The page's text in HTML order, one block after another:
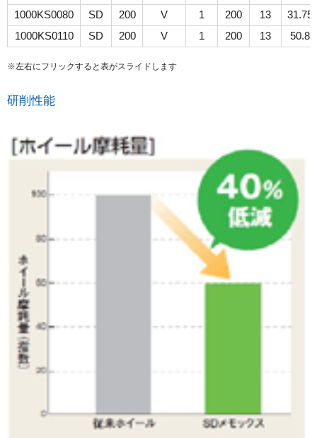
1000KS0080
SD 200 V 1 200 13
31.75
1000KS0110
SD 200 V 1 200 13 50.8
※左右にフリックすると表がスライドします
研削性能